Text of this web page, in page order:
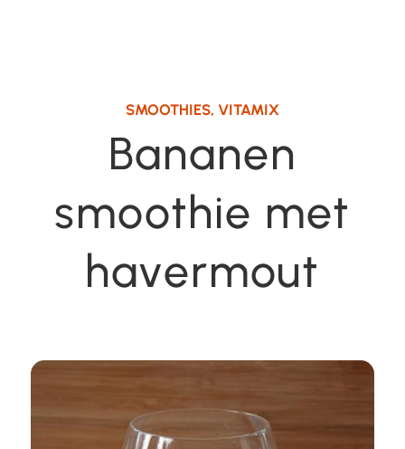
SMOOTHIES, VITAMIX
Bananen
smoothie met
havermout